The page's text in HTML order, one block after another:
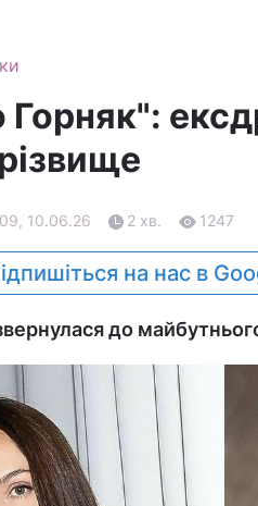
Горняк":
10.06.26 2 хв. 1247
на нас в
до